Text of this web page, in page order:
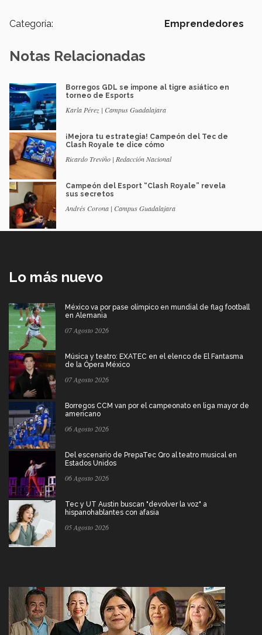
Categoría: Emprendedores
Notas Relacionadas
Borregos GDL se impone al tigre asiático en
torneo de Esports
Karla Pérez | Campus Guadalajara
¡Mejora tu estrategia! Campeón del Tec de
Clash Royale te dice cómo
Ricardo Treviño | Redacción Nacional
Campeón del Esport “Clash Royale” revela
sus secretos
Andrés Corona | Campus Guadalajara
Lo más nuevo
México va por pase olímpico en mundial de flag football
en Alemania
07 Agosto 2026
Música y teatro: EXATEC en el elenco de El Fantasma
de la Ópera México
07 Agosto 2026
Borregos CCM van por el campeonato en liga mayor de
americano
06 Agosto 2026
Del escenario de PrepaTec Qro al teatro musical en
Estados Unidos
06 Agosto 2026
Tec y UT Austin buscan "devolver la voz" a
hispanohablantes con afasia
05 Agosto 2026